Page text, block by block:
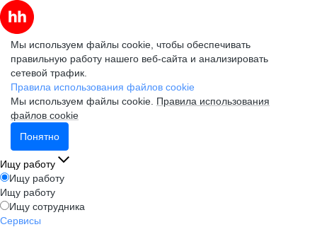
Мы используем файлы cookie, чтобы обеспечивать
правильную работу нашего веб-сайта и анализировать
сетевой трафик.
Правила использования файлов cookie
Мы используем файлы cookie. Правила использования
файлов cookie
Понятно
Ищу работу
Ищу работу
Ищу работу
Ищу сотрудника
Сервисы